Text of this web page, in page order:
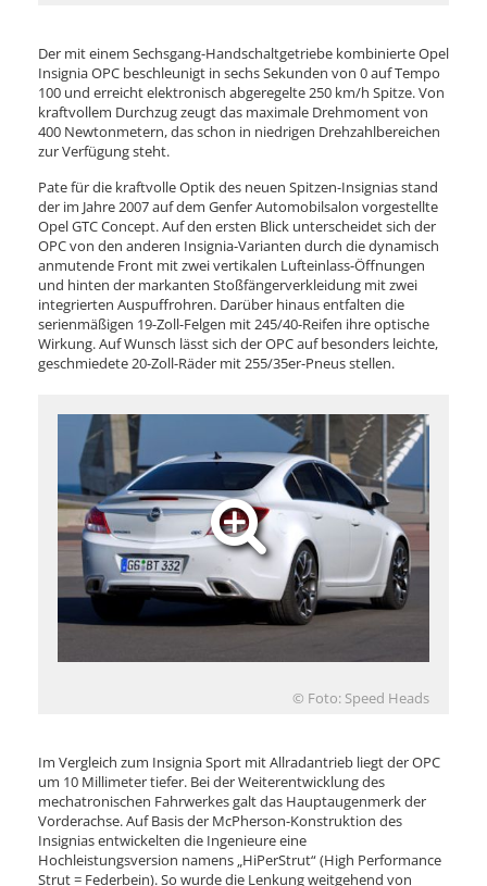
Der mit einem Sechsgang-Handschaltgetriebe kombinierte Opel
Insignia OPC beschleunigt in sechs Sekunden von 0 auf Tempo
100 und erreicht elektronisch abgeregelte 250 km/h Spitze. Von
kraftvollem Durchzug zeugt das maximale Drehmoment von
400 Newtonmetern, das schon in niedrigen Drehzahlbereichen
zur Verfügung steht.
Pate für die kraftvolle Optik des neuen Spitzen-Insignias stand
der im Jahre 2007 auf dem Genfer Automobilsalon vorgestellte
Opel GTC Concept. Auf den ersten Blick unterscheidet sich der
OPC von den anderen Insignia-Varianten durch die dynamisch
anmutende Front mit zwei vertikalen Lufteinlass-Öffnungen
und hinten der markanten Stoßfängerverkleidung mit zwei
integrierten Auspuffrohren. Darüber hinaus entfalten die
serienmäßigen 19-Zoll-Felgen mit 245/40-Reifen ihre optische
Wirkung. Auf Wunsch lässt sich der OPC auf besonders leichte,
geschmiedete 20-Zoll-Räder mit 255/35er-Pneus stellen.
© Foto: Speed Heads
Im Vergleich zum Insignia Sport mit Allradantrieb liegt der OPC
um 10 Millimeter tiefer. Bei der Weiterentwicklung des
mechatronischen Fahrwerkes galt das Hauptaugenmerk der
Vorderachse. Auf Basis der McPherson-Konstruktion des
Insignias entwickelten die Ingenieure eine
Hochleistungsversion namens „HiPerStrut“ (High Performance
Strut = Federbein). So wurde die Lenkung weitgehend von